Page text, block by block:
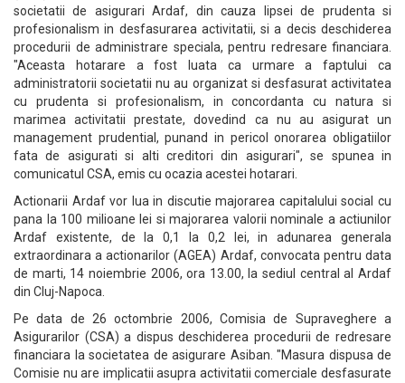
societatii de asigurari Ardaf, din cauza lipsei de prudenta si
profesionalism in desfasurarea activitatii, si a decis deschiderea
procedurii de administrare speciala, pentru redresare financiara.
"Aceasta hotarare a fost luata ca urmare a faptului ca
administratorii societatii nu au organizat si desfasurat activitatea
cu prudenta si profesionalism, in concordanta cu natura si
marimea activitatii prestate, dovedind ca nu au asigurat un
management prudential, punand in pericol onorarea obligatiilor
fata de asigurati si alti creditori din asigurari", se spunea in
comunicatul CSA, emis cu ocazia acestei hotarari.
Actionarii Ardaf vor lua in discutie majorarea capitalului social cu
pana la 100 milioane lei si majorarea valorii nominale a actiunilor
Ardaf existente, de la 0,1 la 0,2 lei, in adunarea generala
extraordinara a actionarilor (AGEA) Ardaf, convocata pentru data
de marti, 14 noiembrie 2006, ora 13.00, la sediul central al Ardaf
din Cluj-Napoca.
Pe data de 26 octombrie 2006, Comisia de Supraveghere a
Asigurarilor (CSA) a dispus deschiderea procedurii de redresare
financiara la societatea de asigurare Asiban. "Masura dispusa de
Comisie nu are implicatii asupra activitatii comerciale desfasurate